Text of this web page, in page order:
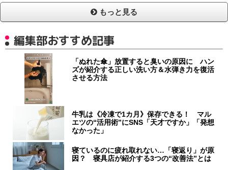
もっと見る
編集部おすすめ記事
「ぬれた傘」放置すると臭いの原因に ハン
ズが紹介する正しい洗い方＆水弾き力を復活
させる方法
牛乳は《冷凍で1カ月》保存できる！ マル
エツの“活用術”にSNS「天才ですか」「発想
なかった」
寝ているのに疲れ取れない…「寝返り」が原
因？ 寝具店が紹介する3つの“改善法”とは